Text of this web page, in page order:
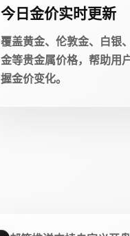
今日金价实时更新
覆盖黄金、伦敦金、白银
金等贵金属价格，帮助用
握金价变化。